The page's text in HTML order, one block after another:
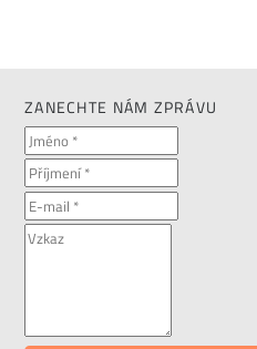
ZANECHTE NÁM ZPRÁVU